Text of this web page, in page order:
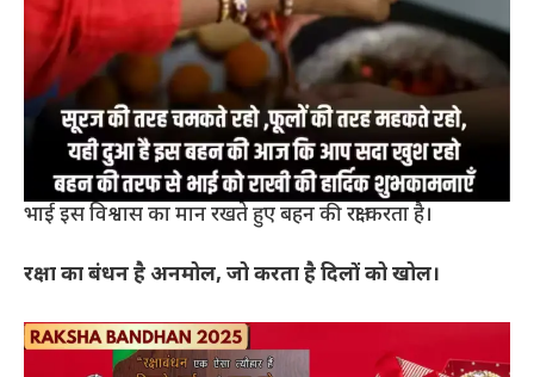
भाई इस विश्वास का मान रखते हुए बहन की रक्षा करता है।
रक्षा का बंधन है अनमोल, जो करता है दिलों को खोल।